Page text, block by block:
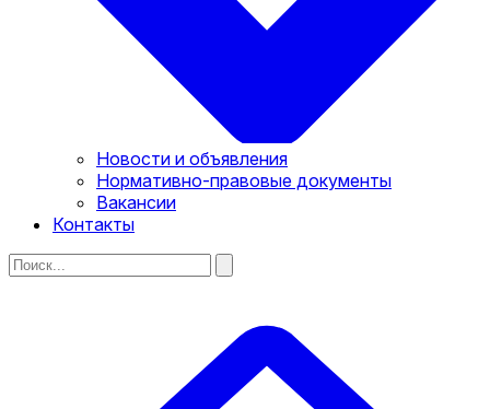
Новости и объявления
Нормативно-правовые документы
Вакансии
Контакты